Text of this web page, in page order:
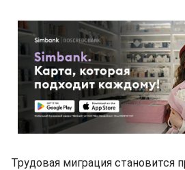
Трудовая миграция становится